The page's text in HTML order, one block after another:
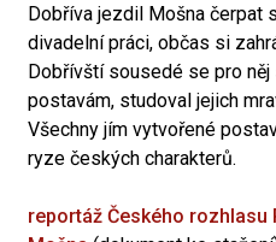
Dobříva jezdil Mošna čerpat
divadelní práci, občas si
Dobřívští sousedé se pro
postavám, studoval jejich
Všechny jím vytvořené
ryze českých charakterů.
reportáž Českého rozhlasu